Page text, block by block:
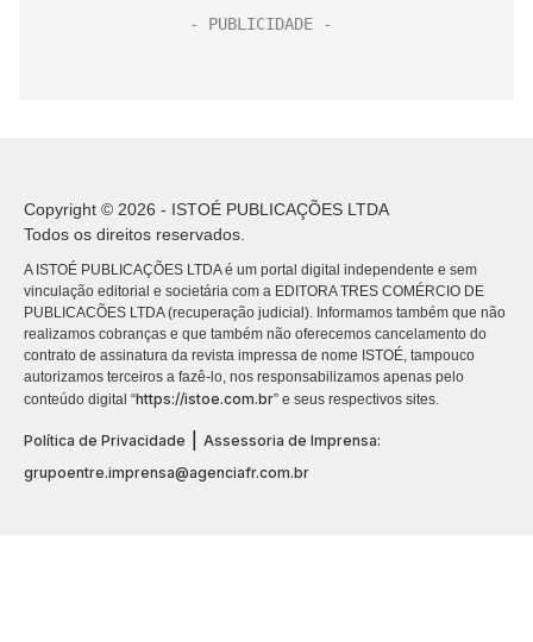
Copyright © 2026 - ISTOÉ PUBLICAÇÕES LTDA
Todos os direitos reservados.
A ISTOÉ PUBLICAÇÕES LTDA é um portal digital independente e sem
vinculação editorial e societária com a EDITORA TRES COMÉRCIO DE
PUBLICACÕES LTDA (recuperação judicial). Informamos também que não
realizamos cobranças e que também não oferecemos cancelamento do
contrato de assinatura da revista impressa de nome ISTOÉ, tampouco
autorizamos terceiros a fazê-lo, nos responsabilizamos apenas pelo
conteúdo digital “https://istoe.com.br” e seus respectivos sites.
Política de Privacidade
Assessoria de Imprensa:
grupoentre.imprensa@agenciafr.com.br